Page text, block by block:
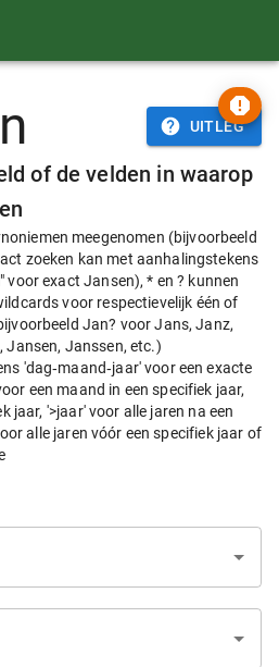
UITLEG
of de velden in waarop
meegenomen (bijvoorbeeld
zoeken kan met aanhalingstekens
voor exact Jansen), * en ? kunnen
voor respectievelijk één of
Jan? voor Jans, Janz,
Jansen, Janssen, etc.)
'dag‑maand‑jaar' voor een exacte
een maand in een specifiek jaar,
jaar, '>jaar' voor alle jaren na een
alle jaren vóór een specifiek jaar of